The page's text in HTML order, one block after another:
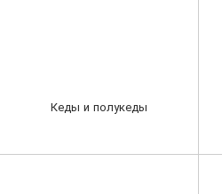
Кеды и полукеды